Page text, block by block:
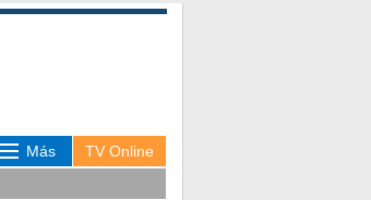
Más
TV Online